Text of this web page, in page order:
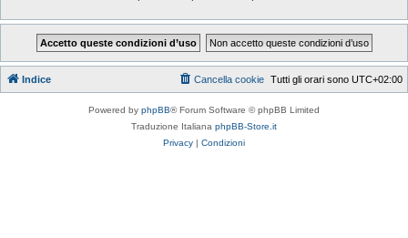
Indice Tutti gli orari sono UTC+02:00
Cancella cookie
Powered by phpBB® Forum Software © phpBB Limited
Traduzione Italiana phpBB-Store.it
Privacy | Condizioni